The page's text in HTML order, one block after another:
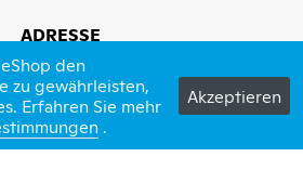
ADRESSE
Constri AG
Constri bau
Feldstrasse 20
Schinznach-Dorf
den
zu gewährleisten,
Erfahren Sie mehr
.
Akzeptieren